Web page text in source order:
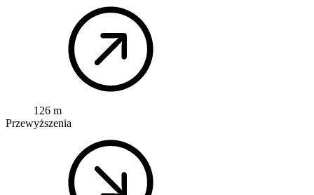
126 m
Przewyższenia